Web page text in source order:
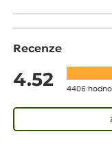
Recenze
4.52 4406